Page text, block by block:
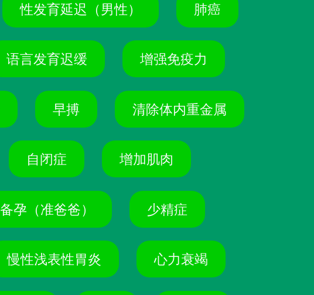
性发育延迟（男性） 肺癌
语言发育迟缓 增强免疫力
早搏 清除体内重金属
自闭症 增加肌肉
备孕（准爸爸） 少精症
慢性浅表性胃炎 心力衰竭